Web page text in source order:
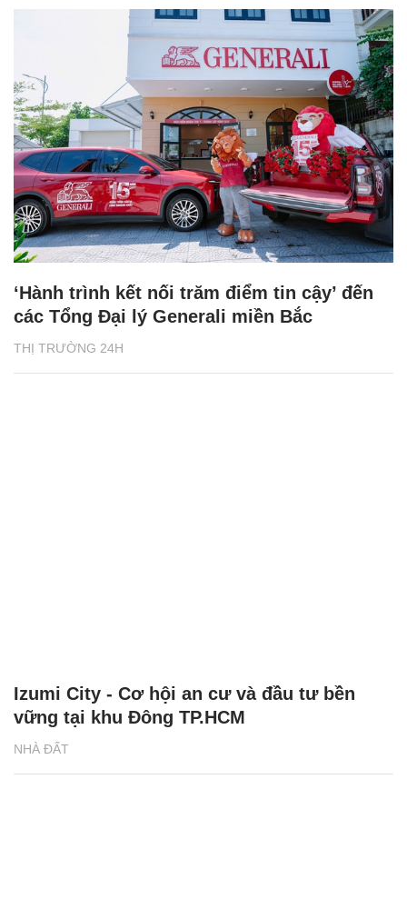
THỊ TRƯỜNG 24H
‘Hành trình kết nối trăm điểm tin cậy’ đến
các Tổng Đại lý Generali miền Bắc
NHÀ ĐẤT
Izumi City - Cơ hội an cư và đầu tư bền
vững tại khu Đông TP.HCM